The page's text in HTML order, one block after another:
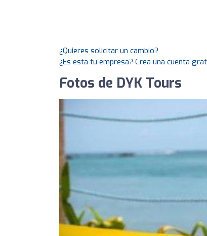
¿Quieres solicitar un cambio?
¿Es esta tu empresa? Crea una cuenta
Fotos de DYK Tours